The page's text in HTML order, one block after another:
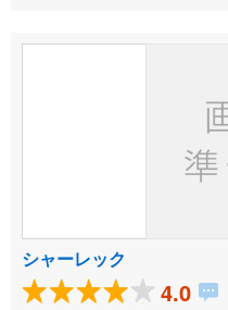
シャーレック
4.0